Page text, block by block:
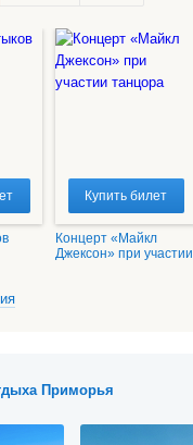
Концерт «Майкл
Джексон» при участии
Купить билет
Приморья